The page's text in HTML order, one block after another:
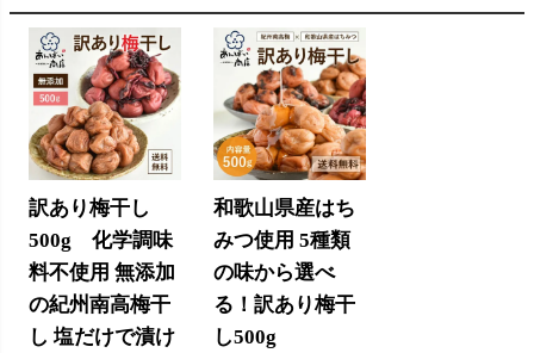
訳あり梅干し
500g 化学調味
料不使用 無添加
の紀州南高梅干
し 塩だけで漬け
和歌山県産はち
みつ使用 5種類
の味から選べ
る！訳あり梅干
し500g